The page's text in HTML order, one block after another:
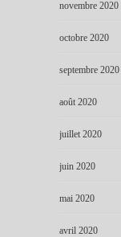
novembre 2020
octobre 2020
septembre 2020
août 2020
juillet 2020
juin 2020
mai 2020
avril 2020